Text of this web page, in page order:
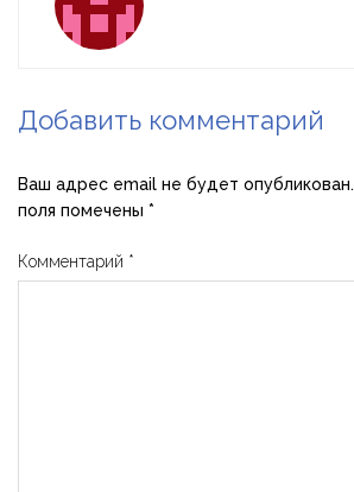
Добавить комментарий
Ваш адрес email не будет опубликован.
поля помечены *
Комментарий *